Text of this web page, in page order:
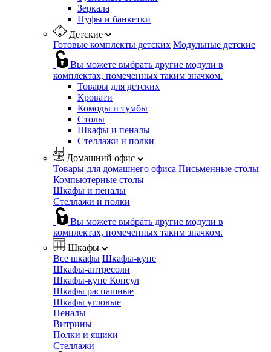
Зеркала
Пуфы и банкетки
Детские
Готовые комплекты детских Модульные детские
Вы можете выбрать другие модули в
комплектах, помеченных таким значком.
Товары для детских
Кровати
Комоды и тумбы
Столы
Шкафы и пеналы
Стеллажи и полки
Домашний офис
Товары для домашнего офиса Письменные столы
Компьютерные столы
Шкафы и пеналы
Стеллажи и полки
Вы можете выбрать другие модули в
комплектах, помеченных таким значком.
Шкафы
Все шкафы Шкафы-купе
Шкафы-антресоли
Шкафы-купе Консул
Шкафы распашные
Шкафы угловые
Пеналы
Витрины
Полки и ящики
Стеллажи